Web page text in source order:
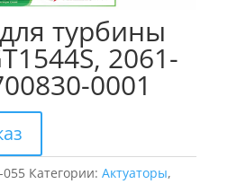
турбины
2061-
0001
055 Категории: Актуаторы,